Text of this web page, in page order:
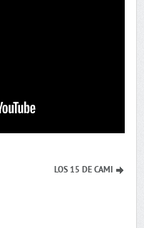
LOS 15 DE CAMI